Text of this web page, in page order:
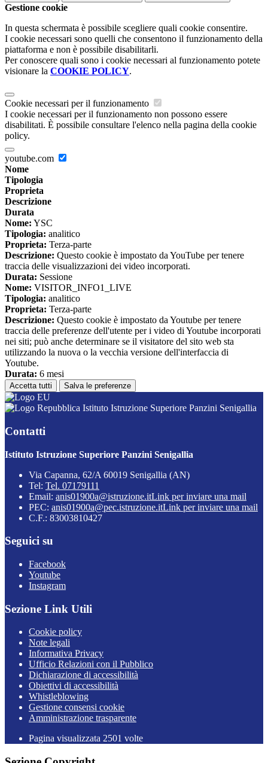
Gestione cookie
In questa schermata è possibile scegliere quali cookie consentire.
I cookie necessari sono quelli che consentono il funzionamento della
piattaforma e non è possibile disabilitarli.
Per conoscere quali sono i cookie necessari al funzionamento potete
visionare la COOKIE POLICY.
Cookie necessari per il funzionamento
I cookie necessari per il funzionamento non possono essere
disabilitati. È possibile consultare l'elenco nella pagina della cookie
policy.
youtube.com
Nome
Tipologia
Proprieta
Descrizione
Durata
Nome: YSC
Tipologia: analitico
Proprieta: Terza-parte
Descrizione: Questo cookie è impostato da YouTube per tenere
traccia delle visualizzazioni dei video incorporati.
Durata: Sessione
Nome: VISITOR_INFO1_LIVE
Tipologia: analitico
Proprieta: Terza-parte
Descrizione: Questo cookie è impostato da Youtube per tenere
traccia delle preferenze dell'utente per i video di Youtube incorporati
nei siti; può anche determinare se il visitatore del sito web sta
utilizzando la nuova o la vecchia versione dell'interfaccia di
Youtube.
Durata: 6 mesi
Accetta tutti Salva le preferenze
Istituto Istruzione Superiore Panzini Senigallia
Contatti
Istituto Istruzione Superiore Panzini Senigallia
Via Capanna, 62/A 60019 Senigallia (AN)
Tel: Tel. 07179111
Email: anis01900a@istruzione.itLink per inviare una mail
PEC: anis01900a@pec.istruzione.itLink per inviare una mail
C.F.: 83003810427
Seguici su
Facebook
Youtube
Instagram
Sezione Link Utili
Cookie policy
Note legali
Informativa Privacy
Ufficio Relazioni con il Pubblico
Dichiarazione di accessibilità
Obiettivi di accessibilità
Whistleblowing
Gestione consensi cookie
Amministrazione trasparente
Pagina visualizzata 2501 volte